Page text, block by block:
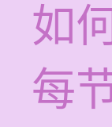
如
每